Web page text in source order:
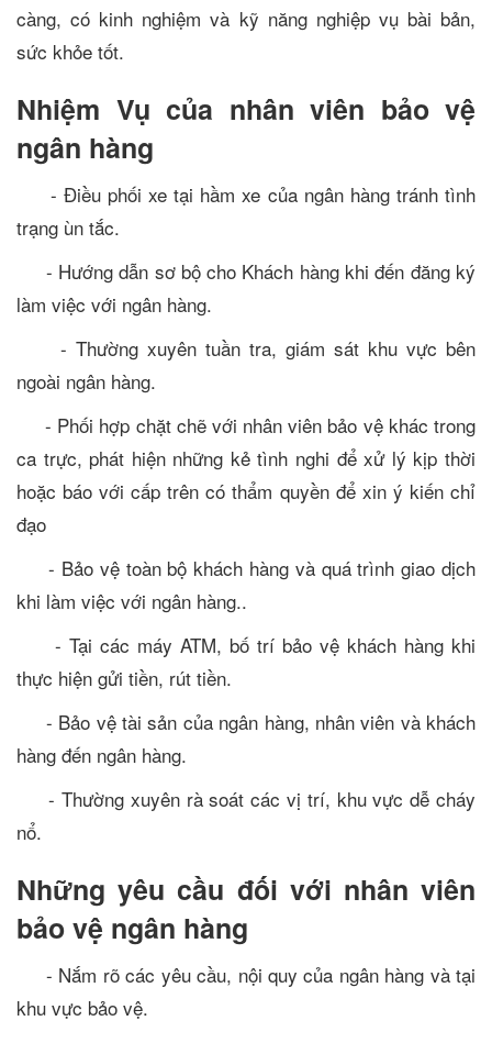
càng, có kinh nghiệm và kỹ năng nghiệp vụ bài bản,
sức khỏe tốt.
Nhiệm Vụ của nhân viên bảo vệ
ngân hàng
- Điều phối xe tại hầm xe của ngân hàng tránh tình
trạng ùn tắc.
- Hướng dẫn sơ bộ cho Khách hàng khi đến đăng ký
làm việc với ngân hàng.
- Thường xuyên tuần tra, giám sát khu vực bên
ngoài ngân hàng.
- Phối hợp chặt chẽ với nhân viên bảo vệ khác trong
ca trực, phát hiện những kẻ tình nghi để xử lý kịp thời
hoặc báo với cấp trên có thẩm quyền để xin ý kiến chỉ
đạo
- Bảo vệ toàn bộ khách hàng và quá trình giao dịch
khi làm việc với ngân hàng..
- Tại các máy ATM, bố trí bảo vệ khách hàng khi
thực hiện gửi tiền, rút tiền.
- Bảo vệ tài sản của ngân hàng, nhân viên và khách
hàng đến ngân hàng.
- Thường xuyên rà soát các vị trí, khu vực dễ cháy
nổ.
Những yêu cầu đối với nhân viên
bảo vệ ngân hàng
- Nắm rõ các yêu cầu, nội quy của ngân hàng và tại
khu vực bảo vệ.